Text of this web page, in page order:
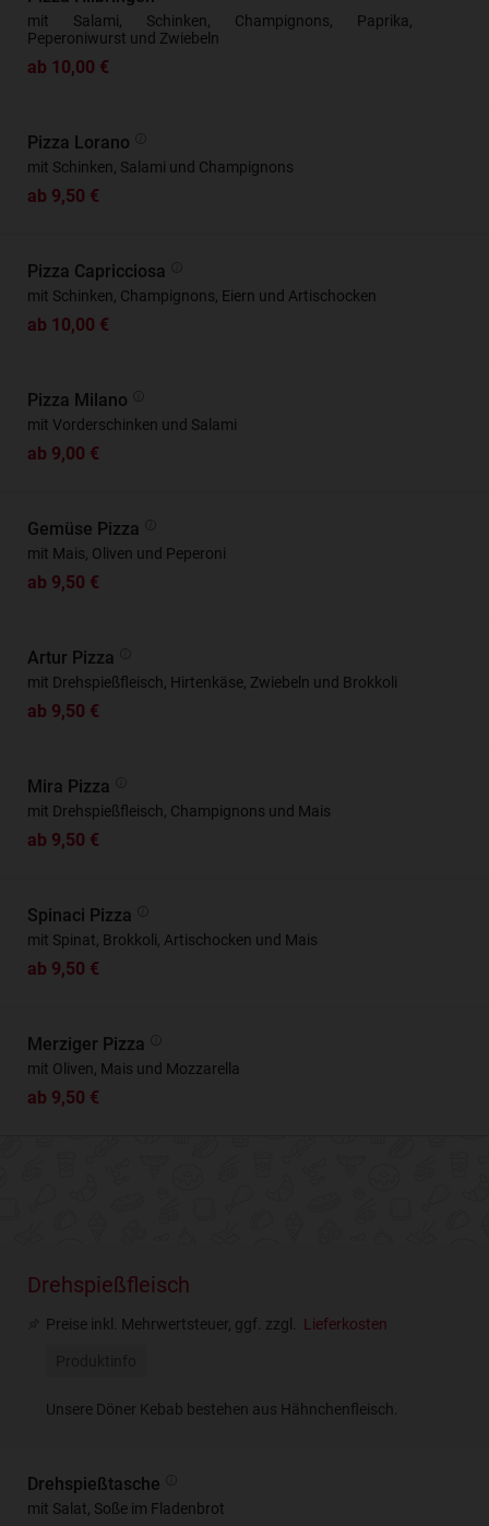
mit Salami, Schinken, Champignons, Paprika,
Peperoniwurst und Zwiebeln
ab 10,00 €
Pizza Lorano
mit Schinken, Salami und Champignons
ab 9,50 €
Pizza Capricciosa
mit Schinken, Champignons, Eiern und Artischocken
ab 10,00 €
Pizza Milano
mit Vorderschinken und Salami
ab 9,00 €
Gemüse Pizza
mit Mais, Oliven und Peperoni
ab 9,50 €
Artur Pizza
mit Drehspießfleisch, Hirtenkäse, Zwiebeln und Brokkoli
ab 9,50 €
Mira Pizza
mit Drehspießfleisch, Champignons und Mais
ab 9,50 €
Spinaci Pizza
mit Spinat, Brokkoli, Artischocken und Mais
ab 9,50 €
Merziger Pizza
mit Oliven, Mais und Mozzarella
ab 9,50 €
Drehspießfleisch
Preise inkl. Mehrwertsteuer, ggf. zzgl. Lieferkosten
Unsere Döner Kebab bestehen aus Hähnchenfleisch.
Drehspießtasche
mit Salat, Soße im Fladenbrot